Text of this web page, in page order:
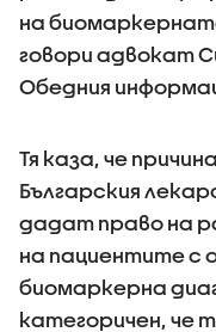
на
говори адвокат
Обедния
Тя каза, че
Българския
дадат право на
на пациентите с
биомаркерна
категоричен, че